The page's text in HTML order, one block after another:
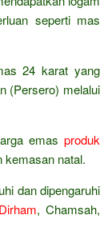
seperti mas
24 karat yang
(Persero) melalui
emas produk
kemasan natal.
dan dipengaruhi
Dirham, Chamsah,